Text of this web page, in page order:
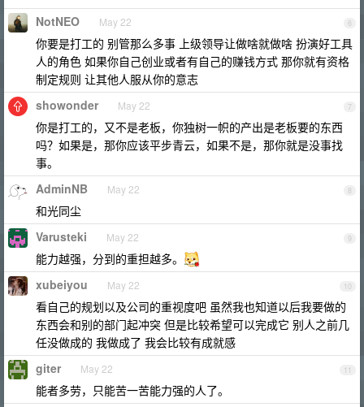
6
NotNEO May 22
你要是打工的 别管那么多事 上级领导让做啥就做啥 扮演好工具
人的角色 如果你自己创业或者有自己的赚钱方式 那你就有资格
制定规则 让其他人服从你的意志
7
showonder May 22
你是打工的，又不是老板，你独树一帜的产出是老板要的东西
吗？如果是，那你应该平步青云，如果不是，那你就是没事找
事。
8
AdminNB May 22
和光同尘
9
Varusteki May 22
能力越强，分到的重担越多。
10
xubeiyou May 22
看自己的规划以及公司的重视度吧 虽然我也知道以后我要做的
东西会和别的部门起冲突 但是比较希望可以完成它 别人之前几
任没做成的 我做成了 我会比较有成就感
11
giter May 22
能者多劳，只能苦一苦能力强的人了。